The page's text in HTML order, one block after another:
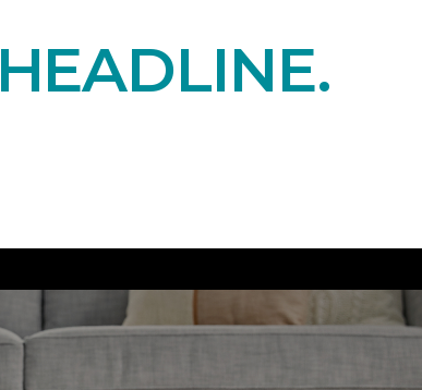
HEADLINE.